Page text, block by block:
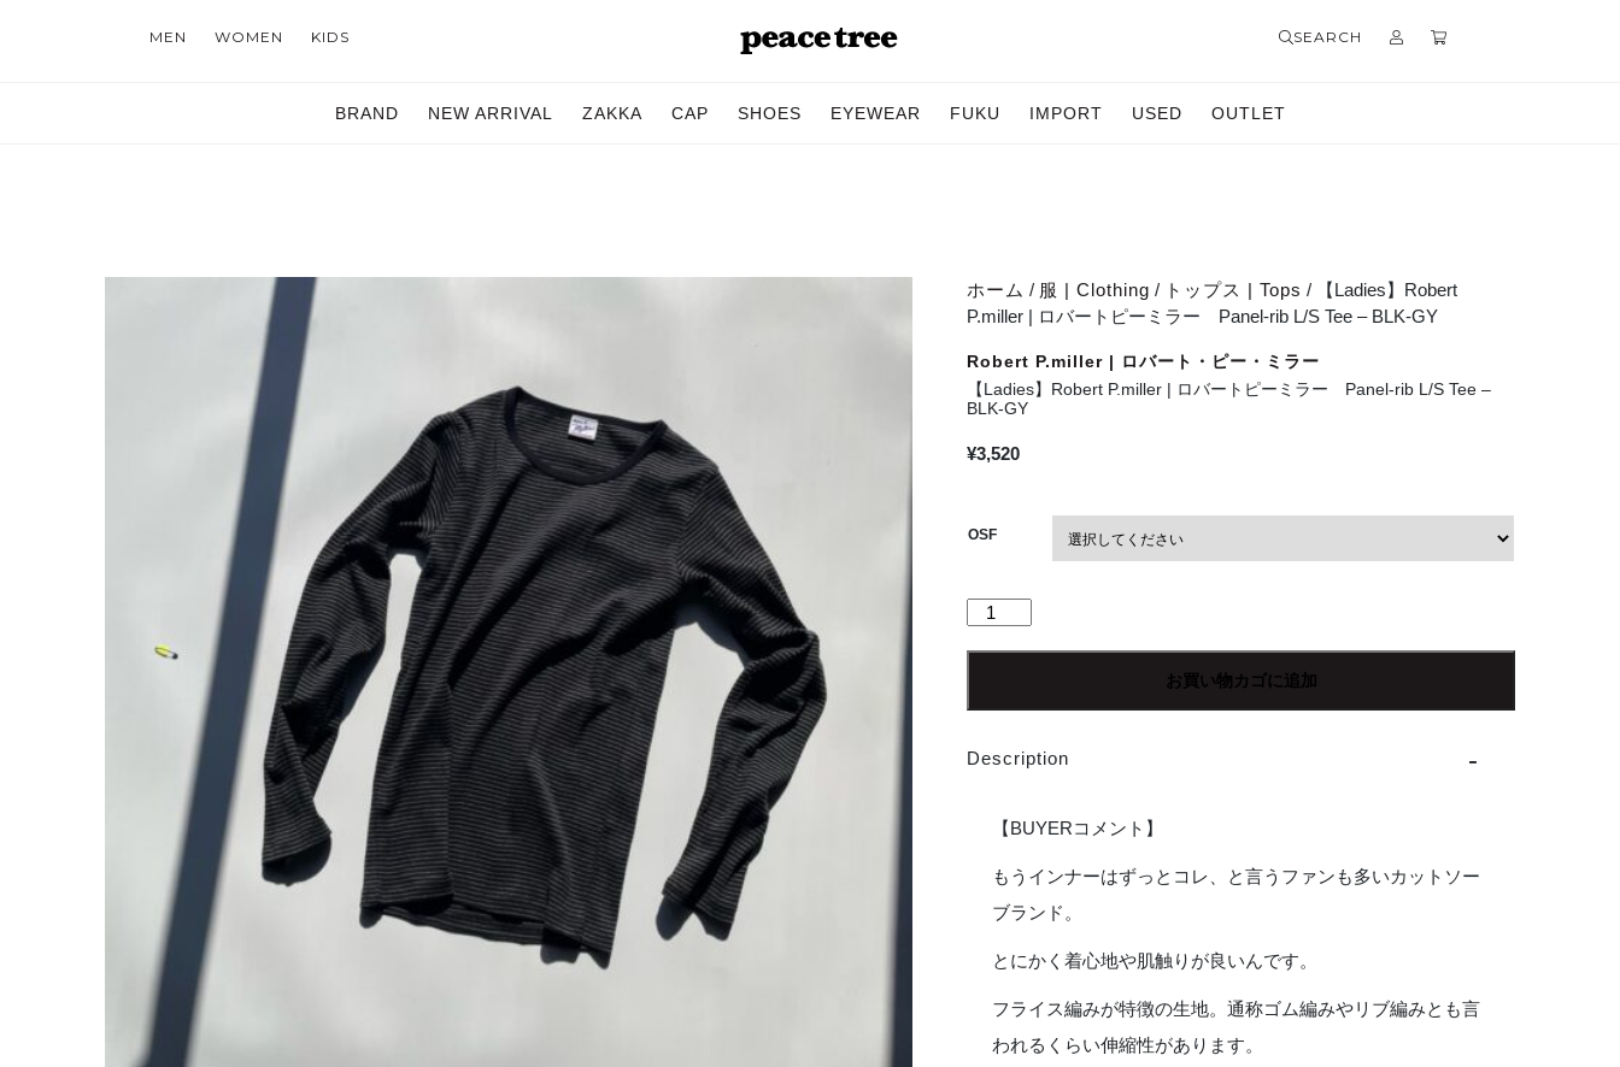
MEN WOMEN KIDS SEARCH
BRAND NEW ARRIVAL ZAKKA CAP SHOES EYEWEAR FUKU IMPORT USED OUTLET
ホーム / 服 | Clothing / トップス | Tops / 【Ladies】Robert
P.miller | ロバートピーミラー Panel-rib L/S Tee – BLK-GY
Robert P.miller | ロバート・ピー・ミラー
【Ladies】Robert P.miller | ロバートピーミラー Panel-rib L/S Tee –
BLK-GY
¥3,520
OSF
【Ladies】
ロ
ー
ー
Panel-
お買い物カゴに追加
Description
【BUYERコメント】
もうインナーはずっとコレ、と言うファンも多いカットソー
ブランド。
とにかく着心地や肌触りが良いんです。
フライス編みが特徴の生地。通称ゴム編みやリブ編みとも言
われるくらい伸縮性があります。